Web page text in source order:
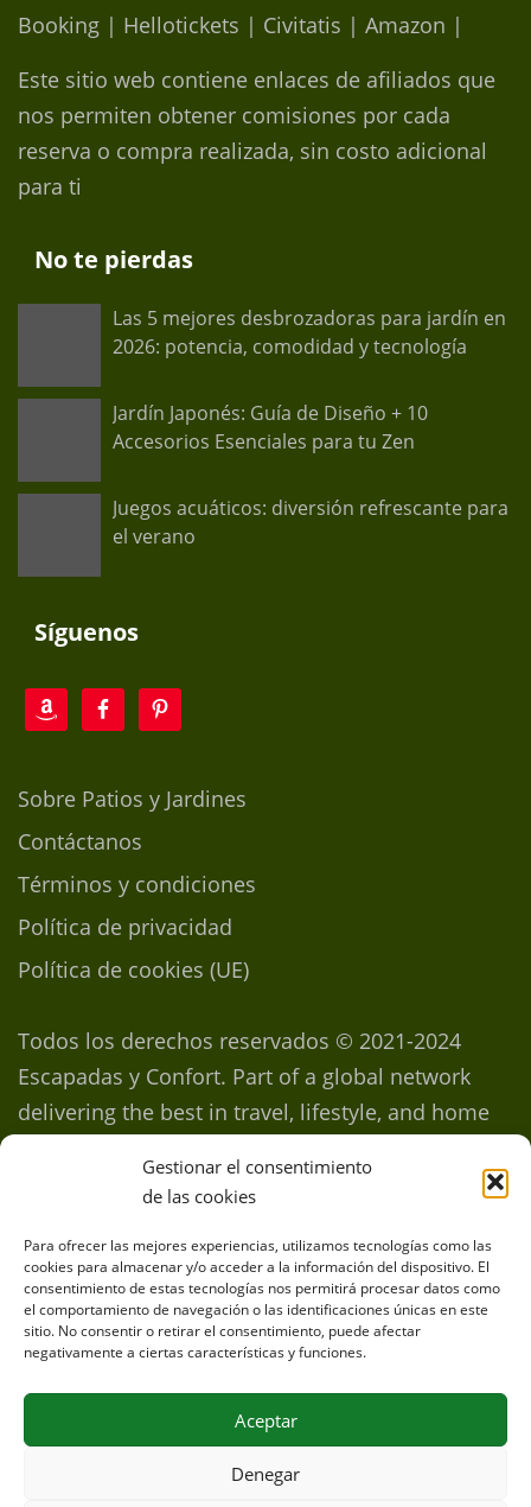
Gestionar el consentimiento
de las cookies
Para ofrecer las mejores experiencias, utilizamos tecnologías como las
cookies para almacenar y/o acceder a la información del dispositivo. El
consentimiento de estas tecnologías nos permitirá procesar datos como
el comportamiento de navegación o las identificaciones únicas en este
sitio. No consentir o retirar el consentimiento, puede afectar
negativamente a ciertas características y funciones.
Aceptar
Denegar
Booking | Hellotickets | Civitatis | Amazon |
Este sitio web contiene enlaces de afiliados que
nos permiten obtener comisiones por cada
reserva o compra realizada, sin costo adicional
para ti
No te pierdas
Las 5 mejores desbrozadoras para jardín en
2026: potencia, comodidad y tecnología
Jardín Japonés: Guía de Diseño + 10
Accesorios Esenciales para tu Zen
Juegos acuáticos: diversión refrescante para
el verano
Síguenos
Sobre Patios y Jardines
Contáctanos
Términos y condiciones
Política de privacidad
Política de cookies (UE)
Todos los derechos reservados © 2021-2024
Escapadas y Confort. Part of a global network
delivering the best in travel, lifestyle, and home
Inspirando viajes, aventuras y
estilo de vida en cada rincón
del mundo
Copyright ©2026Patios y Jardines
Política de privacidad